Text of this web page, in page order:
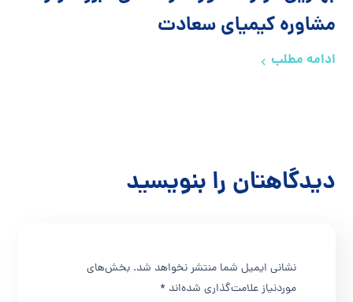
مشاوره کیمیای سعادت
ادامه مطلب
دیدگاهتان را بنویسید
نشانی ایمیل شما منتشر نخواهد شد. بخش‌های
موردنیاز علامت‌گذاری شده‌اند*